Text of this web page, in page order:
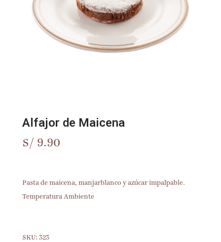
Alfajor de Maicena
S/ 9.90
Pasta de maicena, manjarblanco y azúcar impalpable.
Temperatura Ambiente
SKU: 323